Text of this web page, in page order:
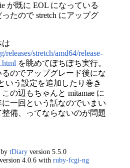
が既に EOL になっている
たので stretch にアップグ
は
stretch/amd64/release-
を眺めてぽちぽち実行。
のでアップグレード後にな
いう設定を追加したり巻き
の辺もちゃんと mitamae に
一回という話なのでいまい
備、ってならないのが問題
tDiaryversion 5.5.0
version 4.0.6 with ruby-fcgi-ng